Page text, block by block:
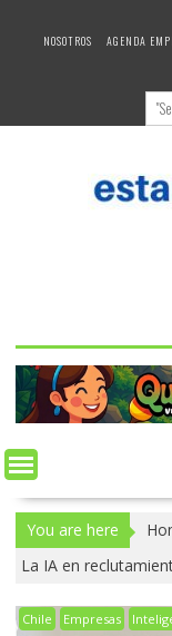
NOSOTROS
AGENDA
You are here
La IA en
Chile Empresas